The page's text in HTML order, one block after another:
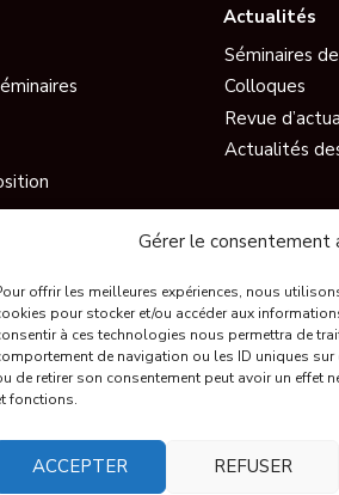
Gérer le consentement
offrir les meilleures expériences, nous
pour stocker et/ou accéder aux
à ces technologies nous permettra de
de navigation ou les ID uniques sur
de retirer son consentement peut avoir un effet
fonctions.
ACCEPTER REFUSER
EGE
de l’Information
Actualités
Séminaires
Colloques
Revue
Actualités
Conférences
Short
Ils parlent de